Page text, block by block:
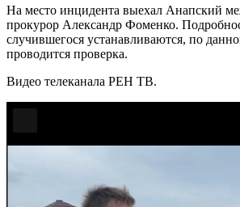
На место инцидента выехал Анапский
прокурор Александр Фоменко.
случившегося устанавливаются, по
проводится проверка.
Видео телеканала РЕН ТВ.